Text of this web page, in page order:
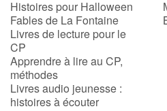
Blog
Actualités
Histoires pour Halloween
Fables de La Fontaine
Livres de lecture pour le
CP
Apprendre à lire au CP,
méthodes
Livres audio jeunesse :
histoires à écouter